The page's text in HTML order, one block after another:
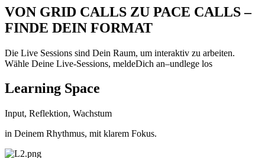
VON GRID CALLS ZU PACE CALLS –
FINDE DEIN FORMAT
Die Live Sessions sind Dein Raum, um interaktiv zu arbeiten.
Wähle Deine Live-Sessions, meldeDich an–undlege los
Learning Space
Input, Reflektion, Wachstum
in Deinem Rhythmus, mit klarem Fokus.